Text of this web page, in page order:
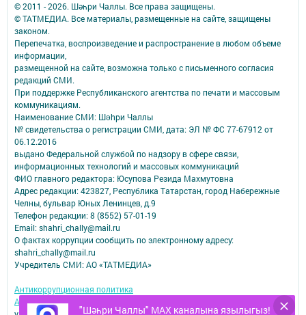
"Шәһри Чаллы" MAX каналына язылыгыз!
© 2011 - 2026. Шәһри Чаллы. Все права защищены.
© ТАТМЕДИА. Все материалы, размещенные на сайте, защищены
законом.
Перепечатка, воспроизведение и распространение в любом объеме
информации,
размещенной на сайте, возможна только с письменного согласия
редакций СМИ.
При поддержке Республиканского агентства по печати и массовым
коммуникациям.
Наименование СМИ: Шəhри Чаллы
№ свидетельства о регистрации СМИ, дата: ЭЛ № ФС 77-67912 от
06.12.2016
выдано Федеральной службой по надзору в сфере связи,
информационных технологий и массовых коммуникаций
ФИО главного редактора: Юсупова Резида Махмутовна
Адрес редакции: 423827, Республика Татарстан, город Набережные
Челны, бульвар Юных Ленинцев, д.9
Телефон редакции: 8 (8552) 57-01-19
Email: shahri_chally@mail.ru
О фактах коррупции сообщить по электронному адресу:
shahri_chally@mail.ru
Учредитель СМИ: АО «ТАТМЕДИА»
Антикоррупционная политика
АО «ТАТМЕДИА» использует «cookie»
для персонализации сервисов и